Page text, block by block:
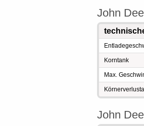
John
Korntank
Max.
John